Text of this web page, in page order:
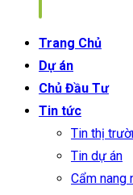
Trang Chủ
Dự án
Chủ Đầu Tư
Tin tức
Tin thị
Tin dự án
Cẩm nang